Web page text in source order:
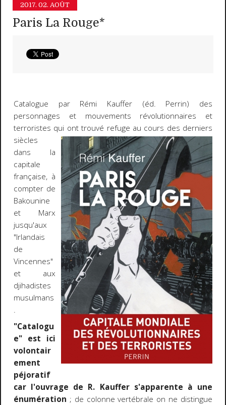
2017. 02. AOÛT
Paris La Rouge*
Catalogue par Rémi Kauffer (éd. Perrin) des
personnages et mouvements révolutionnaires et
terroristes qui ont trouvé refuge au cours des derniers
siècles
dans la
capitale
française, à
compter de
Bakounine
et Marx
jusqu'aux
"Irlandais
de
Vincennes"
et aux
djihadistes
musulmans
.
"Catalogu
e" est ici
volontair
ement
péjoratif
car l'ouvrage de R. Kauffer s'apparente à une
énumération ; de colonne vertébrale on ne distingue